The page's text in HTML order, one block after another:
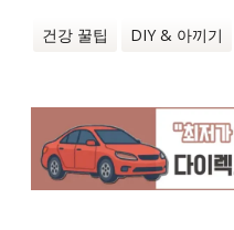
건강 꿀팁 DIY & 아끼기